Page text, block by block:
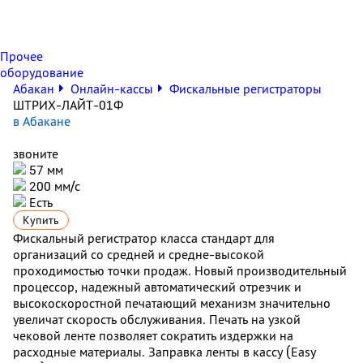
Прочее
оборудование
Абакан
Онлайн-кассы
Фискальные регистраторы
ШТРИХ-ЛАЙТ-01Ф
в Абакане
звоните
57 мм
200 мм/с
Есть
Купить
Фискальный регистратор класса стандарт для
организаций со средней и средне-высокой
проходимостью точки продаж. Новый производительный
процессор, надежный автоматический отрезчик и
высокоскоростной печатающий механизм значительно
увеличат скорость обслуживания. Печать на узкой
чековой ленте позволяет сократить издержки на
расходные материалы. Заправка ленты в кассу (Easy